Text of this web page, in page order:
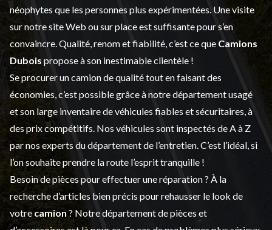
néophytes que les personnes plus expérimentées. Une visite
sur notre site Web ou sur place est suffisante pour s’en
convaincre. Qualité, renom et fiabilité, c’est ce que Camions
Dubois propose à son inestimable clientèle !
Se procurer un camion de qualité tout en faisant des
économies, c’est possible grâce à notredépartement usagé
et son large inventaire de véhicules fiables et sécuritaires, à
des prix compétitifs. Nos véhicules sont inspectés de A à Z
par nos experts du département de l’entretien . C’est l’idéal, si
l’on souhaite prendre la route l’esprit tranquille !
Besoin de pièces pour effectuer une réparation ? À la
recherche d’articles bien précis pour rehausser le look de
votre camion ? Notre département depièces et